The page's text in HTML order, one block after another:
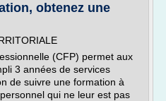
obtenez une
(CFP) permet aux
3 années de services
de suivre une formation à
qui ne leur est pas